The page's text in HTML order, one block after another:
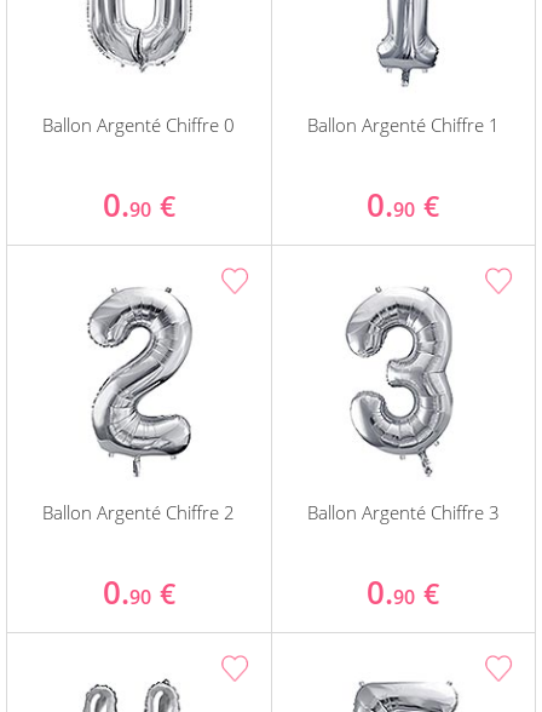
Ballon Argenté Chiffre 0
0.90 €
Ballon Argenté Chiffre 1
0.90 €
Ballon Argenté Chiffre 2
0.90 €
Ballon Argenté Chiffre 3
0.90 €